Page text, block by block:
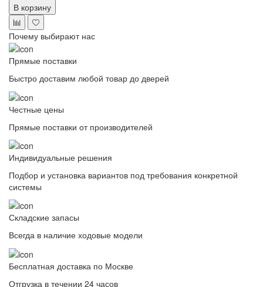
В корзину
Почему выбирают нас
Прямые поставки
Быстро доставим любой товар до дверей
Честные цены
Прямые поставки от производителей
Индивидуальные решения
Подбор и установка вариантов под требования конкретной
системы
Складские запасы
Всегда в наличие ходовые модели
Бесплатная доставка по Москве
Отгрузка в течении 24 часов